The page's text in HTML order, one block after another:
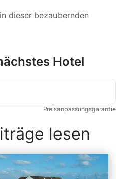
dieser bezaubernden
Hotel
Preisanpassungsgarantie
lesen